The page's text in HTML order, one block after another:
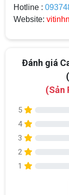
Hotline :
Website:
Đánh giá
(Sản
5
4
3
2
1